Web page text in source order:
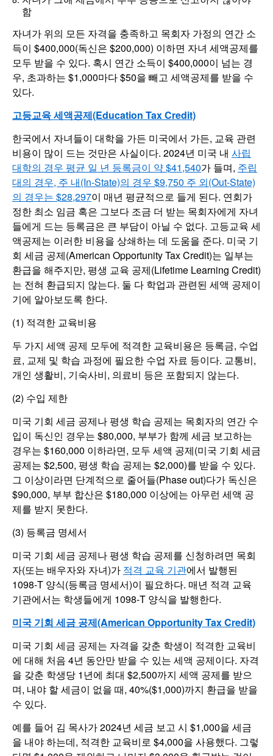
함
자녀가 위의 모든 자격을 충족하고 목회자 가정의 연간 소
득이 $400,000(독신은 $200,000) 이하면 자녀 세액공제를
모두 받을 수 있다. 혹시 연간 소득이 $400,000이 넘는 경
우, 초과하는 $1,000마다 $50을 빼고 세액공제를 받을 수
있다.
고등교육 세액공제(Education Tax Credit)
한국에서 자녀들이 대학을 가든 미국에서 가든, 교육 관련
비용이 많이 드는 것만은 사실이다. 2024년 미국 내 사립
대학의 경우 평균 일 년 등록금이 약 $41,540가 들며, 주립
대의 경우, 주 내(In-State)의 경우 $9,750 주 외(Out-State)
의 경우는 $28,297이 매년 평균적으로 들게 된다. 연회가
정한 최소 임금 혹은 그보다 조금 더 받는 목회자에게 자녀
들에게 드는 등록금은 큰 부담이 아닐 수 없다. 고등교육 세
액공제는 이러한 비용을 상쇄하는 데 도움을 준다. 미국 기
회 세금 공제(American Opportunity Tax Credit)는 일부는
환급을 해주지만, 평생 교육 공제(Lifetime Learning Credit)
는 전혀 환급되지 않는다. 둘 다 학업과 관련된 세액 공제이
기에 알아보도록 한다.
(1) 적격한 교육비용
두 가지 세액 공제 모두에 적격한 교육비용은 등록금, 수업
료, 교제 및 학습 과정에 필요한 수업 자료 등이다. 교통비,
개인 생활비, 기숙사비, 의료비 등은 포함되지 않는다.
(2) 수입 제한
미국 기회 세금 공제나 평생 학습 공제는 목회자의 연간 수
입이 독신인 경우는 $80,000, 부부가 함께 세금 보고하는
경우는 $160,000 이하라면, 모두 세액 공제(미국 기회 세금
공제는 $2,500, 평생 학습 공제는 $2,000)를 받을 수 있다.
그 이상이라면 단계적으로 줄어들(Phase out)다가 독신은
$90,000, 부부 합산은 $180,000 이상에는 아무런 세액 공
제를 받지 못한다.
(3) 등록금 명세서
미국 기회 세금 공제나 평생 학습 공제를 신청하려면 목회
자(또는 배우자와 자녀)가 적격 교육 기관에서 발행된
1098-T 양식(등록금 명세서)이 필요하다. 매년 적격 교육
기관에서는 학생들에게 1098-T 양식을 발행한다.
미국 기회 세금 공제(American Opportunity Tax Credit)
미국 기회 세금 공제는 자격을 갖춘 학생이 적격한 교육비
에 대해 처음 4년 동안만 받을 수 있는 세액 공제이다. 자격
을 갖춘 학생당 1년에 최대 $2,500까지 세액 공제를 받으
며, 내야 할 세금이 없을 때, 40%($1,000)까지 환급을 받을
수 있다.
예를 들어 김 목사가 2024년 세금 보고 시 $1,000을 세금
을 내야 하는데, 적격한 교육비로 $4,000을 사용했다. 그렇